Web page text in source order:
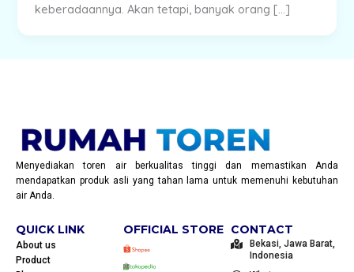
keberadaannya. Akan tetapi, banyak orang […]
Menyediakan toren air berkualitas tinggi dan memastikan Anda
mendapatkan produk asli yang tahan lama untuk memenuhi kebutuhan
air Anda.
QUICK LINK
About us
Product
OFFICIAL STORE CONTACT
Bekasi, Jawa Barat,
Indonesia